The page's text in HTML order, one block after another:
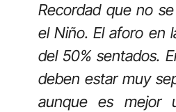
Recordad que no
el Niño. El aforo en
del 50% sentados.
deben estar muy
aunque es mejor